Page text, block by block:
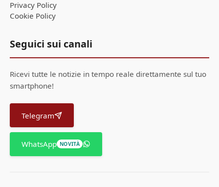
Privacy Policy
Cookie Policy
Seguici sui canali
Ricevi tutte le notizie in tempo reale direttamente sul tuo
smartphone!
Telegram
WhatsApp NOVITÀ